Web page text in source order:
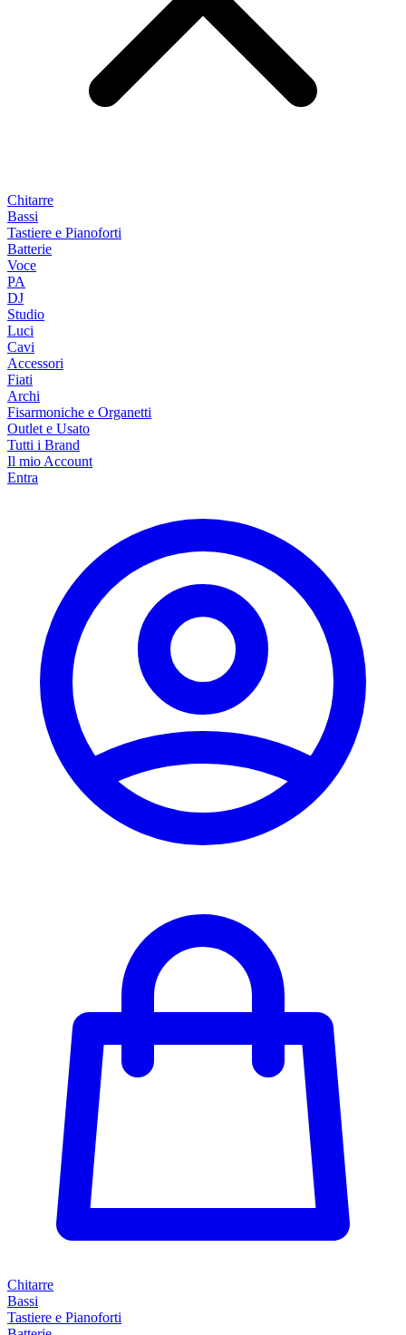
Chitarre
Bassi
Tastiere e Pianoforti
Batterie
Voce
PA
DJ
Studio
Luci
Cavi
Accessori
Fiati
Archi
Fisarmoniche e Organetti
Outlet e Usato
Tutti i Brand
Il mio Account
Entra
Chitarre
Bassi
Tastiere e Pianoforti